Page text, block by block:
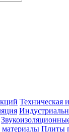
Техническая
Плиты